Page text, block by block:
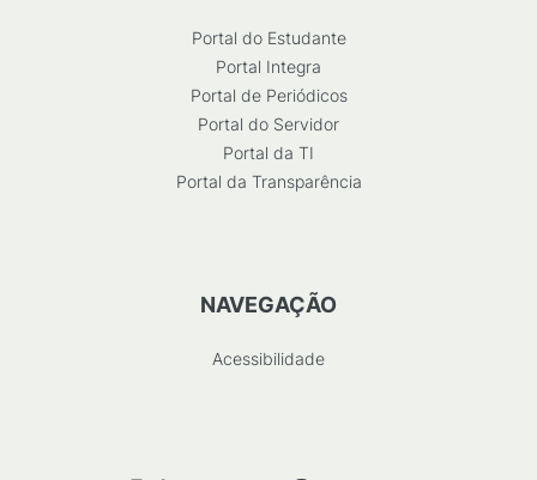
Portal do Estudante
Portal Integra
Portal de Periódicos
Portal do Servidor
Portal da TI
Portal da Transparência
NAVEGAÇÃO
Acessibilidade